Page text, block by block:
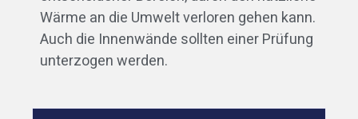
Wärme an die Umwelt verloren gehen kann.
Auch die Innenwände sollten einer Prüfung
unterzogen werden.